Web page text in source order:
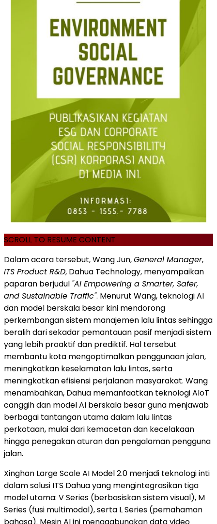
SCROLL TO RESUME CONTENT
Dalam acara tersebut, Wang Jun,General Manager,
ITS Product R&D, Dahua Technology, menyampaikan
paparan berjudul "AI Empowering a Smarter, Safer,
and Sustainable Traffic". Menurut Wang, teknologi AI
dan model berskala besar kini mendorong
perkembangan sistem manajemen lalu lintas sehingga
beralih dari sekadar pemantauan pasif menjadi sistem
yang lebih proaktif dan prediktif. Hal tersebut
membantu kota mengoptimalkan penggunaan jalan,
meningkatkan keselamatan lalu lintas, serta
meningkatkan efisiensi perjalanan masyarakat. Wang
menambahkan, Dahua memanfaatkan teknologi AIoT
canggih dan model AI berskala besar guna menjawab
berbagai tantangan utama dalam lalu lintas
perkotaan, mulai dari kemacetan dan kecelakaan
hingga penegakan aturan dan pengalaman pengguna
jalan.
Xinghan Large Scale AI Model 2.0 menjadi teknologi inti
dalam solusi ITS Dahua yang mengintegrasikan tiga
model utama: V Series (berbasiskan sistem visual), M
Series (fusi multimodal), serta L Series (pemahaman
bahasa). Mesin AI ini menggabungkan data video